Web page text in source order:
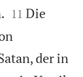


11 Die
der in